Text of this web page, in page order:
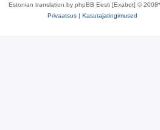
Estonian translation by phpBB Eesti [Exabot] ©
Privaatsus | Kasutajatingimused